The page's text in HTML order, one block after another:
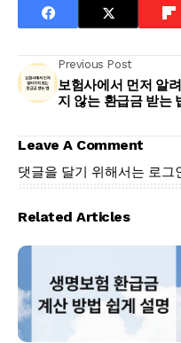
Previous Post
보험사에서 먼저 알
지 않는 환급금 받는
Leave A Comment
댓글을 달기 위해서는 로그
Related Articles